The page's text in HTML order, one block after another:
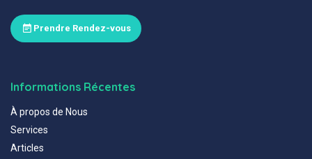
Prendre Rendez-vous
Informations Récentes
À propos de Nous
Services
Articles